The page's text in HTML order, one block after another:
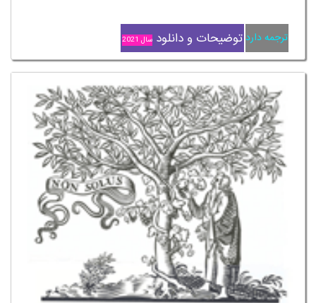
ترجمه دارد توضیحات و دانلود سال 2021